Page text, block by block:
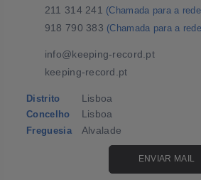
211 314 241 (Chamada para a
918 790 383 (Chamada para a
info@keeping-record.pt
keeping-record.pt
Distrito Lisboa
Concelho Lisboa
Freguesia Alvalade
ENVIAR MAIL